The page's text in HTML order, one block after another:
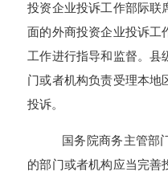
投资企业投诉工作部际联
面的外商投资企业投诉工
工作进行指导和监督。县
门或者机构负责受理本地
投诉。
国务院商务主管部
的部门或者机构应当完善